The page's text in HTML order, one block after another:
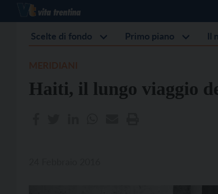
Scelte di fondo Primo piano Il
Haiti, il lungo viaggio